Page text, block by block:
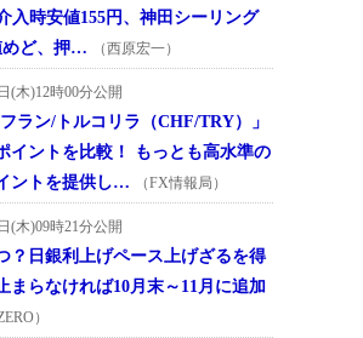
入時安値155円、神田シーリング
めど、押…
（西原宏一）
(木)12時00分公開
ラン/トルコリラ（CHF/TRY）」
イントを比較！ もっとも高水準の
ントを提供し…
（FX情報局）
(木)09時21分公開
？日銀利上げペース上げざるを得
まらなければ10月末～11月に追加
）